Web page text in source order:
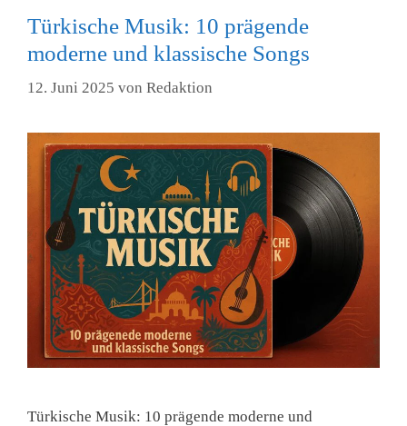
Türkische Musik: 10 prägende
moderne und klassische Songs
12. Juni 2025 von Redaktion
Türkische Musik: 10 prägende moderne und